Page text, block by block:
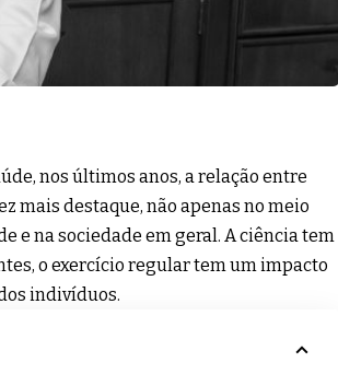
nos últimos anos, a relação entre
mais destaque, não apenas no meio
e na sociedade em geral. A ciência tem
o exercício regular tem um impacto
indivíduos.